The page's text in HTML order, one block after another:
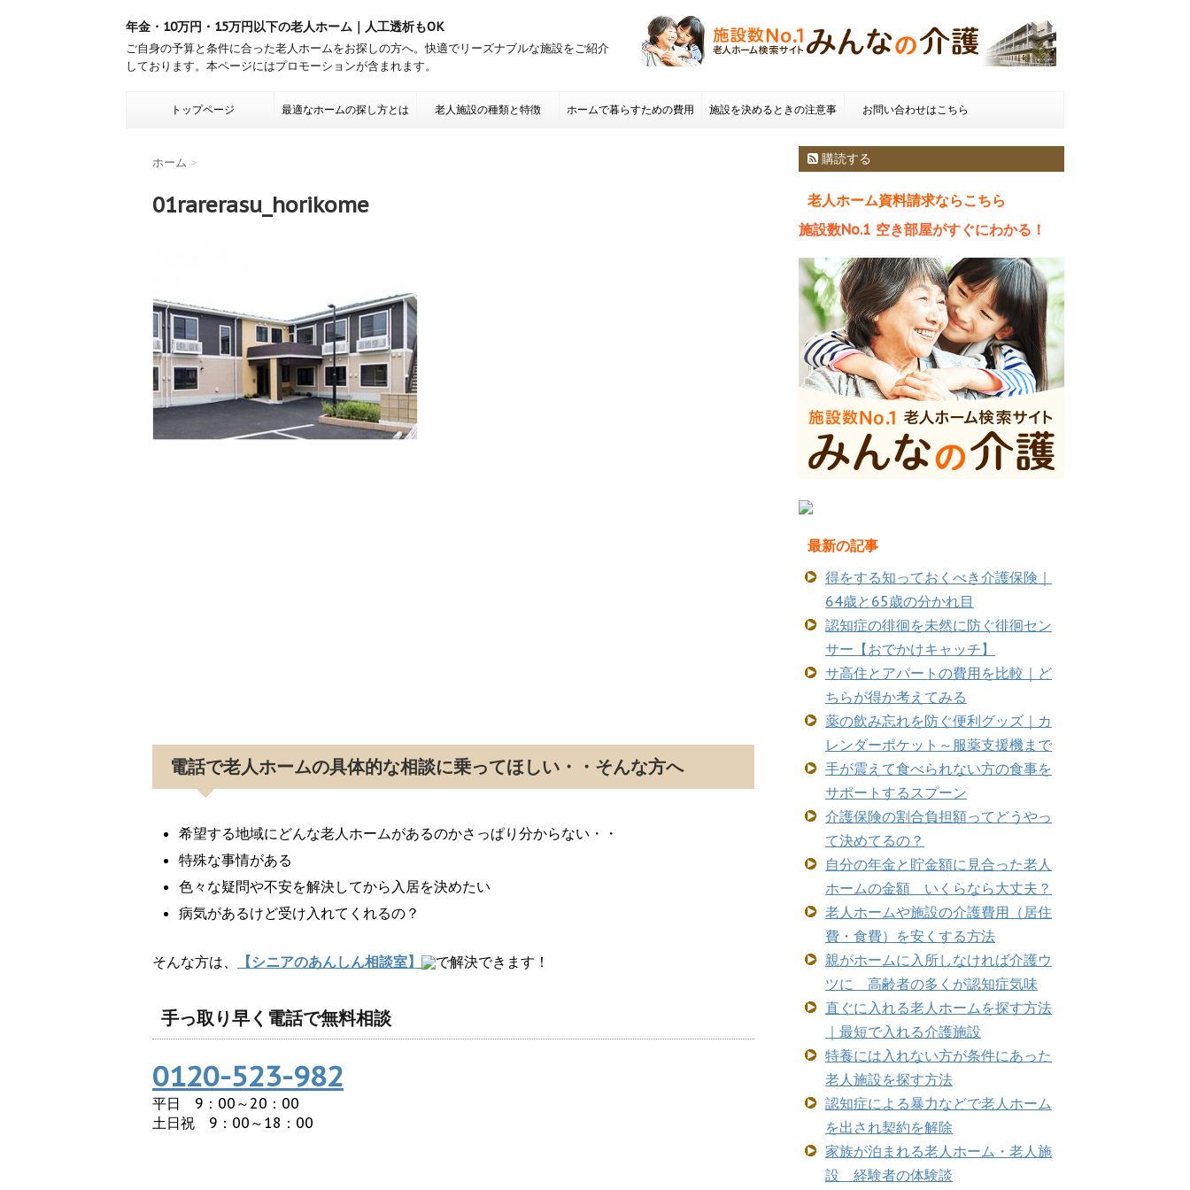
年金・10万円・15万円以下の老人ホーム｜人工透析もOK
ご自身の予算と条件に合った老人ホームをお探しの方へ。快適でリーズナブルな施設をご紹介
しております。本ページにはプロモーションが含まれます。
トップページ 最適なホームの探し方とは 老人施設の種類と特徴 ホームで暮らすための費用 施設を決めるときの注意事
項 老人ホームの種類とお金
お問い合わせはこちら
ホーム >
01rarerasu_horikome
電話で老人ホームの具体的な相談に乗ってほしい・・そんな方へ
希望する地域にどんな老人ホームがあるのかさっぱり分からない・・
特殊な事情がある
色々な疑問や不安を解決してから入居を決めたい
病気があるけど受け入れてくれるの？
そんな方は、 【シニアのあんしん相談室】 で解決できます！
手っ取り早く電話で無料相談
0120-523-982
平日 9：00～20：00
土日祝 9：00～18：00
購読する
老人ホーム資料請求ならこちら
施設数No.1 空き部屋がすぐにわかる！
最新の記事
得をする知っておくべき介護保険｜
64歳と65歳の分かれ目
認知症の徘徊を未然に防ぐ徘徊セン
サー【おでかけキャッチ】
サ高住とアパートの費用を比較｜ど
ちらが得か考えてみる
薬の飲み忘れを防ぐ便利グッズ｜カ
レンダーポケット～服薬支援機まで
手が震えて食べられない方の食事を
サポートするスプーン
介護保険の割合負担額ってどうやっ
て決めてるの？
自分の年金と貯金額に見合った老人
ホームの金額 いくらなら大丈夫？
老人ホームや施設の介護費用（居住
費・食費）を安くする方法
親がホームに入所しなければ介護ウ
ツに 高齢者の多くが認知症気味
直ぐに入れる老人ホームを探す方法
｜最短で入れる介護施設
特養には入れない方が条件にあった
老人施設を探す方法
認知症による暴力などで老人ホーム
を出され契約を解除
家族が泊まれる老人ホーム・老人施
設 経験者の体験談